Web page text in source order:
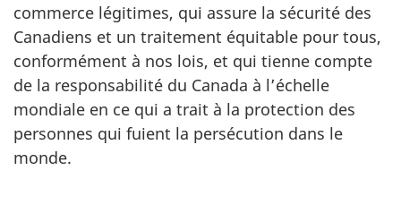
commerce légitimes, qui assure la sécurité des
Canadiens et un traitement équitable pour tous,
conformément à nos lois, et qui tienne compte
de la responsabilité du Canada à l’échelle
mondiale en ce qui a trait à la protection des
personnes qui fuient la persécution dans le
monde.